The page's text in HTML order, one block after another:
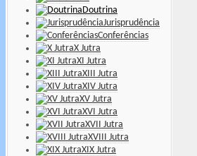
Doutrina
Jurisprudência
Conferências
X Jutra
XI Jutra
XIII Jutra
XIV Jutra
XV Jutra
XVI Jutra
XVII Jutra
XVIII Jutra
XIX Jutra